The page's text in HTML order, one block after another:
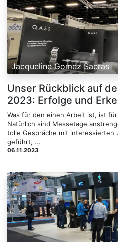
Jacqueline Gomez Sacras
Unser Rückblick auf
2023: Erfolge und
Was für den einen Arbeit ist, ist
Natürlich sind Messetage
tolle Gespräche mit interessierten
geführt, ...
06.11.2023